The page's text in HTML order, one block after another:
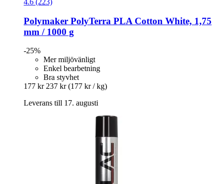
4.6 (223)
Polymaker PolyTerra PLA Cotton White, 1,75
mm / 1000 g
-25%
Mer miljövänligt
Enkel bearbetning
Bra styvhet
177 kr 237 kr (177 kr / kg)
Leverans till 17. augusti